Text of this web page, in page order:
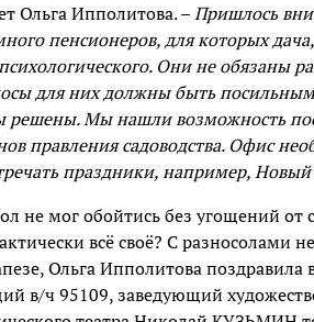
Ольга Ипполитова. –Пришлось
пенсионеров, для которых
Они не обязаны
для них должны быть
решены. Мы нашли возможность
правления садоводства. Офис
праздники, например, Новый
не мог обойтись без угощений от
всё своё? С разносолами
Ольга Ипполитова поздравила
в/ч 95109, заведующий